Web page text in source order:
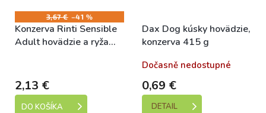
3,67 € –41 %
Konzerva Rinti Sensible
Adult hovädzie a ryža
2,13 €
DO KOŠÍKA
Dax Dog kúsky hovädzie,
konzerva 415 g
Dočasně nedostupné
0,69 €
DETAIL